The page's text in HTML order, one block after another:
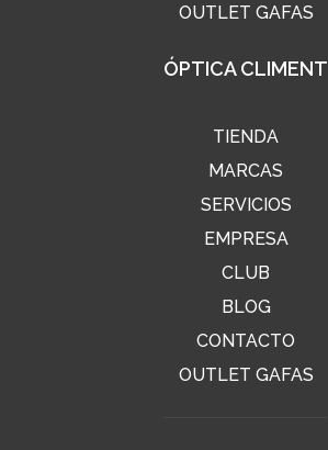
OUTLET GAFAS
ÓPTICA CLIMENT
TIENDA
MARCAS
SERVICIOS
EMPRESA
CLUB
BLOG
CONTACTO
OUTLET GAFAS